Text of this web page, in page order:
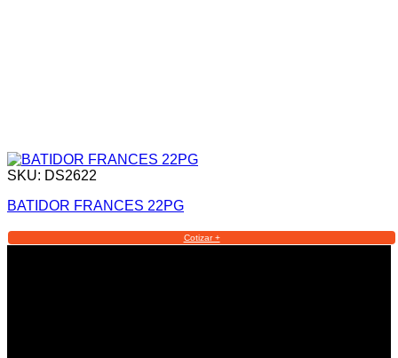
SKU: DS2622
BATIDOR FRANCES 22PG
Cotizar +